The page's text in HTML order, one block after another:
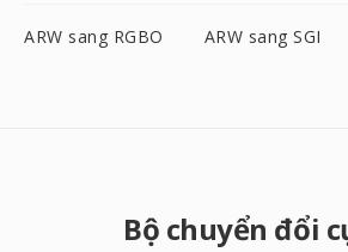
ARW sang RGBO ARW sang SGI
Bộ chuyển đổi